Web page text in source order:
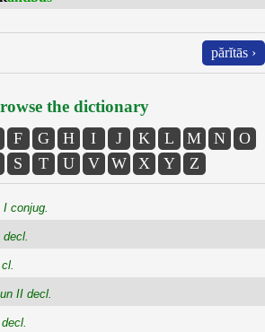
părĭtās ›
the dictionary
F G H I J K L M N
O
S T U V W X Y Z
conjug.
II decl.